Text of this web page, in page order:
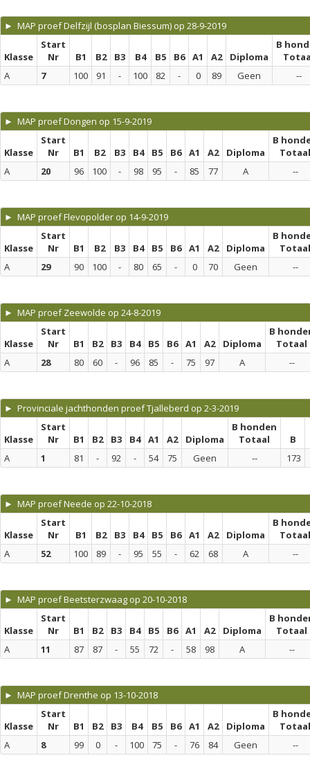
► MAP proef Delfzijl (bosplan Biessum) op 28-9-2019
Klasse
Start
Nr
B1 B2 B3 B4 B5 B6 A1 A2 Diploma
B
A
7 100 91 - 100 82 - 0 89 Geen --
► MAP proef Dongen op 15-9-2019
Klasse
Start
Nr
B1 B2 B3 B4 B5 B6 A1 A2 Diploma
B
Totaal
A
20 96 100 - 98 95 - 85 77 A --
► MAP proef Flevopolder op 14-9-2019
Klasse
Start
Nr
B1 B2 B3 B4 B5 B6 A1 A2 Diploma
B
Totaal
A
29 90 100 - 80 65 - 0 70 Geen --
► MAP proef Zeewolde op 24-8-2019
Klasse
Start
Nr
B1 B2 B3 B4 B5 B6 A1 A2 Diploma
B
Totaal
A
28 80 60 - 96 85 - 75 97 A --
► Provinciale jachthonden proef Tjalleberd op 2-3-2019
Klasse
Start
Nr
B1 B2 B3 B4 A1 A2 Diploma
B honden
Totaal
B
A
1 81 - 92 - 54 75 Geen -- 173
► MAP proef Neede op 22-10-2018
Klasse
Start
Nr
B1 B2 B3 B4 B5 B6 A1 A2 Diploma
B
Totaal
A
52 100 89 - 95 55 - 62 68 A --
► MAP proef Beetsterzwaag op 20-10-2018
Klasse
Start
Nr
B1 B2 B3 B4 B5 B6 A1 A2 Diploma
B
Totaal
A
11 87 87 - 55 72 - 58 98 A --
► MAP proef Drenthe op 13-10-2018
Klasse
Start
Nr
B1 B2 B3 B4 B5 B6 A1 A2 Diploma
B
Totaal
A
8 99 0 - 100 75 - 76 84 Geen --